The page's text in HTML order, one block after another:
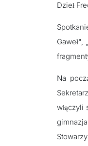
Dzieł
Na
włączyli